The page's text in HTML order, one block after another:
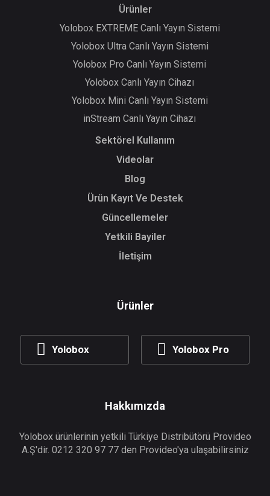
Ürünler
Yolobox EXTREME Canlı Yayın Sistemi
Yolobox Ultra Canlı Yayın Sistemi
Yolobox Pro Canlı Yayın Sistemi
Yolobox Canlı Yayın Cihazı
Yolobox Mini Canlı Yayın Sistemi
inStream Canlı Yayın Cihazı
Sektörel Kullanım
Videolar
Blog
Ürün Kayıt Ve Destek
Güncellemeler
Yetkili Bayiler
İletişim
Ürünler
Yolobox Yolobox Pro
Hakkımızda
Yolobox ürünlerinin yetkili Türkiye Distribütörü Provideo
A.Ş'dir. 0212 320 97 77 den Provideo'ya ulaşabilirsiniz